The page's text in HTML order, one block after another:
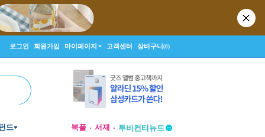
로그인 회원가입 마이페이지 고객센터 장바구니(0)
드 북플 서재
투비컨티뉴드